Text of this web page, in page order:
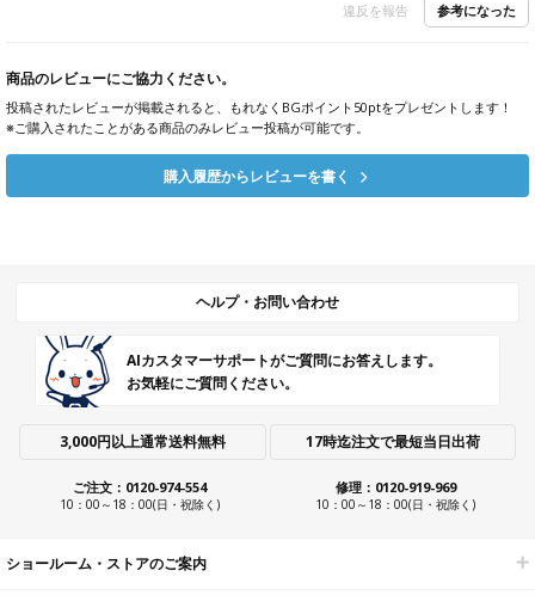
違反を報告 参考になった
商品のレビューにご協力ください。
投稿されたレビューが掲載されると、もれなくBGポイント50ptをプレゼントします！
※ご購入されたことがある商品のみレビュー投稿が可能です。
購入履歴からレビューを書く
ヘルプ・お問い合わせ
AIカスタマーサポートがご質問にお答えします。
お気軽にご質問ください。
3,000円以上通常送料無料 17時迄注文で最短当日出荷
ご注文：0120-974-554
10：00～18：00(日・祝除く)
修理：0120-919-969
10：00～18：00(日・祝除く)
ショールーム・ストアのご案内